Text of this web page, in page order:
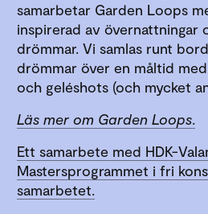
samarbetar Garden Loops
inspirerad av övernattningar
drömmar. Vi samlas runt
drömmar över en måltid
och geléshots (och mycket
Läs mer om Garden Loops.
Ett samarbete med HDK-
Mastersprogrammet i fri
samarbetet.